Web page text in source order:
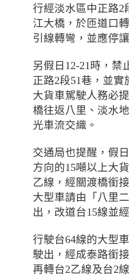
行經淡水區中正路2
江大橋，於匝道口
引線轉彎，並應停
另假日12-21時，禁
正路2段51巷，並
大貨車駕駛人務必
橋往返八里、淡水
光車流交織。
交通局也提醒，假
方向的15噸以上大
乙線，經關渡橋銜
大型車請由「八里
出，改道台15線並
行駛台64線的大型
駛出，經成泰路銜
再轉台2乙線及台2